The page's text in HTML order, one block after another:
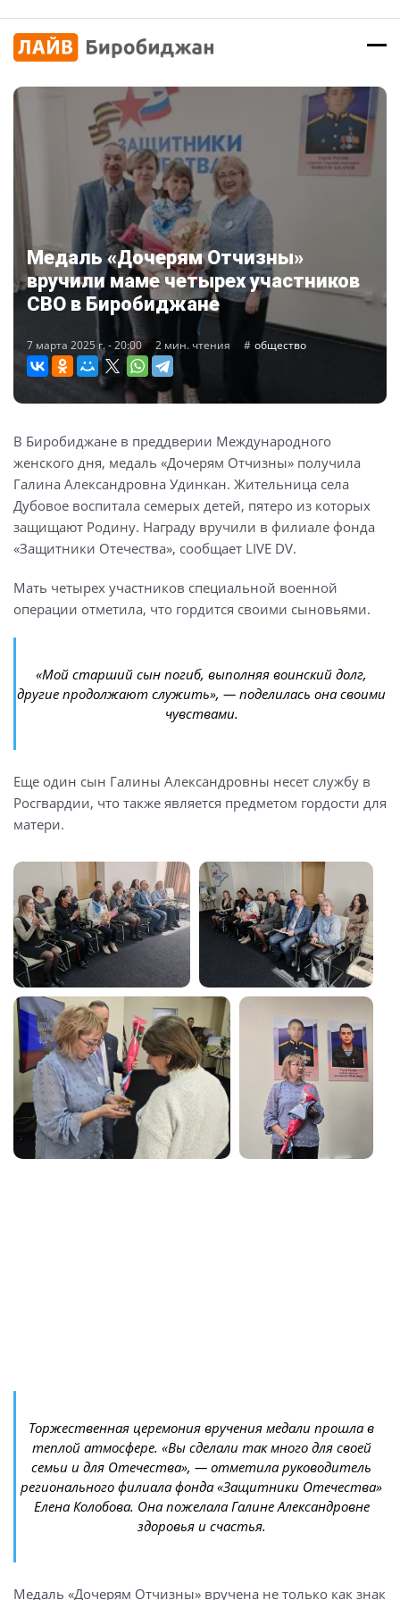
Медаль «Дочерям Отчизны»
вручили маме четырех участников
СВО в Биробиджане
7 марта 2025 г. - 20:00 2 мин. чтения общество
В Биробиджане в преддверии Международного
женского дня, медаль «Дочерям Отчизны» получила
Галина Александровна Удинкан. Жительница села
Дубовое воспиталa семерых детей, пятеро из которых
защищают Родину. Награду вручили в филиале фонда
«Защитники Отечества», сообщает LIVE DV.
Мать четырех участников специальной военной
операции отметила, что гордится своими сыновьями.
«Мой старший сын погиб, выполняя воинский долг,
другие продолжают служить», — поделилась она своими
чувствами.
Еще один сын Галины Александровны несет службу в
Росгвардии, что также является предметом гордости для
матери.
Торжественная церемония вручения медали прошла в
теплой атмосфере. «Вы сделали так много для своей
семьи и для Отечества», — отметила руководитель
регионального филиала фонда «Защитники Отечества»
Елена Колобова. Она пожелала Галине Александровне
здоровья и счастья.
Медаль «Дочерям Отчизны» вручена не только как знак